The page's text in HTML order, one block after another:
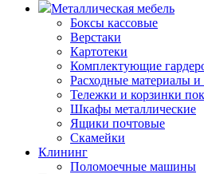
Металлическая мебель
Боксы кассовые
Верстаки
Картотеки
Комплектующие
Расходные материалы
Тележки и корзинки
Шкафы металлические
Ящики почтовые
Скамейки
Клининг
Поломоечные машины